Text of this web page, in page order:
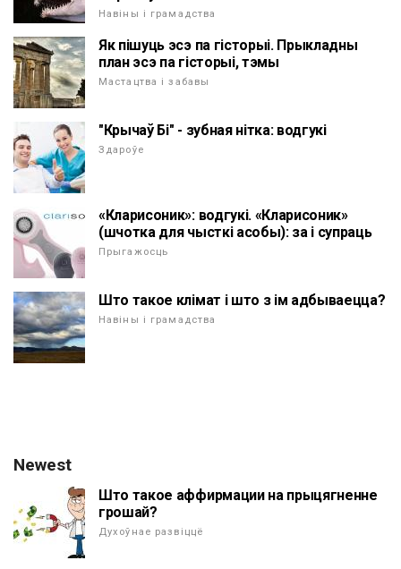
Навіны і грамадства
Як пішуць эсэ па гісторыі. Прыкладны
план эсэ па гісторыі, тэмы
Мастацтва і забавы
"Крычаў Бі" - зубная нітка: водгукі
Здароўе
«Кларисоник»: водгукі. «Кларисоник»
(шчотка для чысткі асобы): за і супраць
Прыгажосць
Што такое клімат і што з ім адбываецца?
Навіны і грамадства
Newest
Што такое аффирмации на прыцягненне
грошай?
Духоўнае развіццё